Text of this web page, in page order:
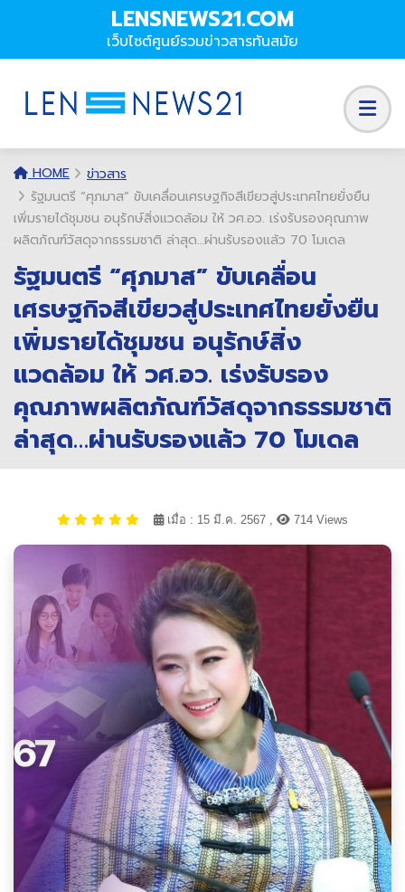
LENSNEWS21.COM
เว็บไซต์ศูนย์รวมข่าวสารทันสมัย
HOME
ข่าวสาร
รัฐมนตรี “ศุภมาส” ขับเคลื่อนเศรษฐกิจสีเขียวสู่ประเทศไทยยั่งยืน
เพิ่มรายได้ชุมชน อนุรักษ์สิ่งแวดล้อม ให้ วศ.อว. เร่งรับรองคุณภาพ
ผลิตภัณฑ์วัสดุจากธรรมชาติ ล่าสุด…ผ่านรับรองแล้ว 70 โมเดล
รัฐมนตรี “ศุภมาส” ขับเคลื่อน
เศรษฐกิจสีเขียวสู่ประเทศไทยยั่งยืน
เพิ่มรายได้ชุมชน อนุรักษ์สิ่ง
แวดล้อม ให้ วศ.อว. เร่งรับรอง
คุณภาพผลิตภัณฑ์วัสดุจากธรรมชาติ
ล่าสุด…ผ่านรับรองแล้ว 70 โมเดล
เมื่อ : 15 มี.ค. 2567 , 714 Views